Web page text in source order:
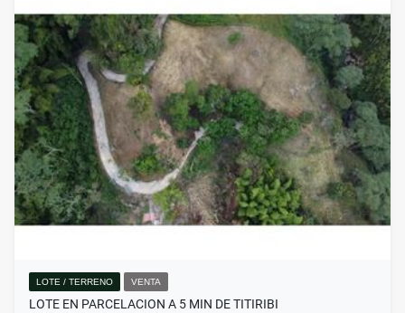
LOTE / TERRENO VENTA
LOTE EN PARCELACION A 5 MIN DE TITIRIBI